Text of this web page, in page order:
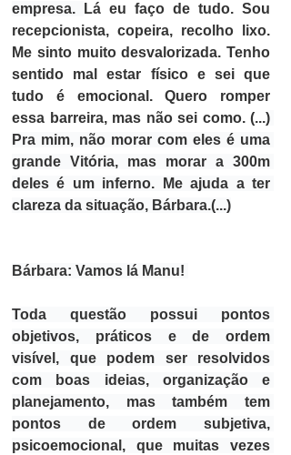
empresa.
Lá eu faço de tudo. Sou
recepcionista, copeira, recolho lixo.
Me sinto muito desvalorizada. Tenho
sentido mal estar físico e sei que
tudo é emocional. Quero romper
essa barreira, mas não sei como. (...)
Pra mim, não morar com eles é uma
grande Vitória, mas morar a 300m
deles é um inferno. Me ajuda a ter
clareza da situação, Bárbara.(...)
Bárbara: Vamos lá Manu!
Toda questão possui pontos
objetivos, práticos e de ordem
visível, que podem ser resolvidos
com boas ideias, organização e
planejamento, mas também tem
pontos de ordem subjetiva,
psicoemocional, que muitas vezes